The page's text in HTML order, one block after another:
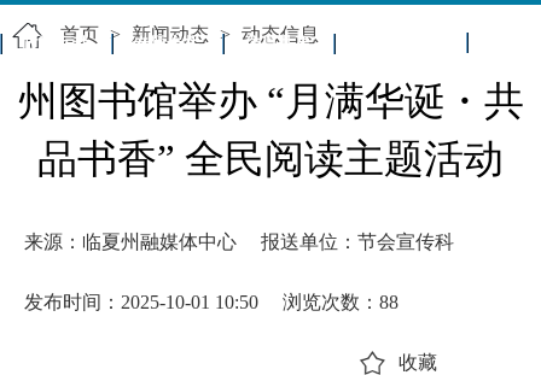
政民互动 专题专栏 信息共享
首页 > 新闻动态 > 动态信息
州图书馆举办 “月满华诞・共
品书香” 全民阅读主题活动
来源：临夏州融媒体中心 报送单位：节会宣传科
发布时间：2025-10-01 10:50 浏览次数： 88
收藏